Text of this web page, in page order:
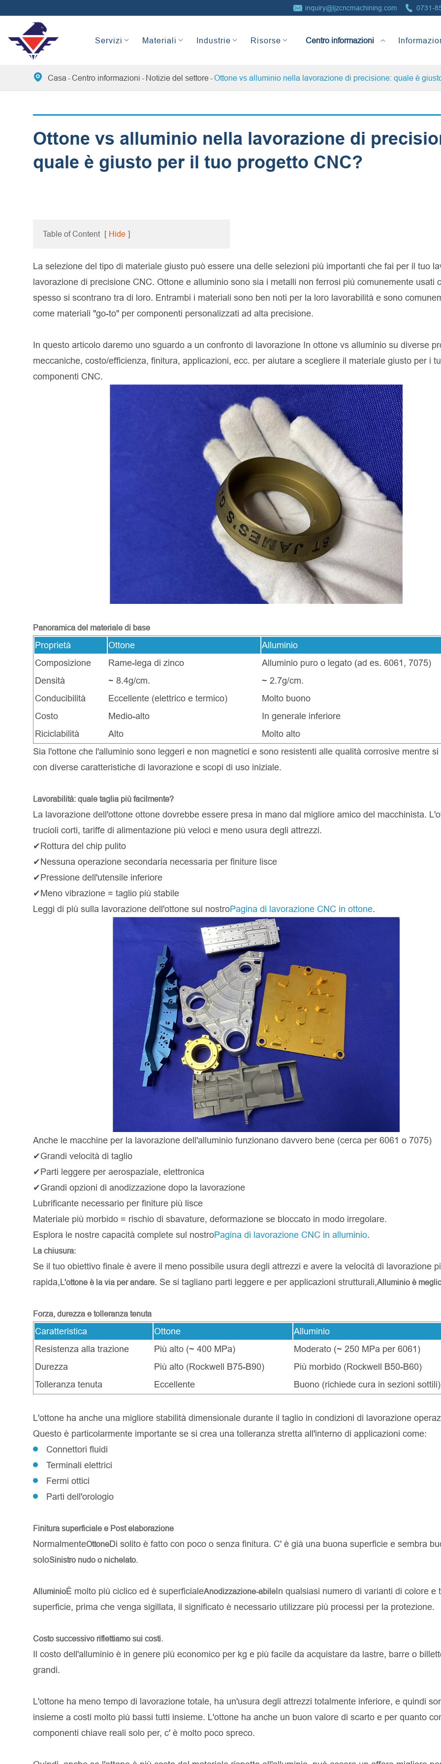
 inquiry@ljzcncmachining.com  0731-
Servizi Materiali Industrie Risorse
 Casa Centro informazioni Notizie del settore Ottone vs alluminio nella lavorazione di precisione: quale è
Ottone vs alluminio nella lavorazione di
quale è giusto per il tuo progetto CNC?
Table of Content [ Hide ]
La selezione del tipo di materiale giusto può essere una delle selezioni più importanti che fai per il tuo
lavorazione di precisione CNC. Ottone e alluminio sono sia i metalli non ferrosi più comunemente usati
spesso si scontrano tra di loro. Entrambi i materiali sono ben noti per la loro lavorabilità e sono
come materiali "go-to" per componenti personalizzati ad alta precisione.
In questo articolo daremo uno sguardo a un confronto di lavorazione In ottone vs alluminio su diverse
meccaniche, costo/efficienza, finitura, applicazioni, ecc. per aiutare a scegliere il materiale giusto per i
componenti CNC.
Panoramica del materiale di base
Proprietà Ottone
Alluminio
Composizione
Rame-lega di zinco
Alluminio puro o legato (ad es. 6061, 7075)
Densità
~ 8.4g/cm.
~ 2.7g/cm.
Conducibilità
Eccellente (elettrico e termico)
Molto buono
Costo
Medio-alto
In generale inferiore
Riciclabilità
Alto
Molto alto
Sia l'ottone che l'alluminio sono leggeri e non magnetici e sono resistenti alle qualità corrosive mentre si
con diverse caratteristiche di lavorazione e scopi di uso iniziale.
Lavorabilità: quale taglia più facilmente?
La lavorazione dell'ottone ottone dovrebbe essere presa in mano dal migliore amico del macchinista.
trucioli corti, tariffe di alimentazione più veloci e meno usura degli attrezzi.
✔Rottura del chip pulito
✔Nessuna operazione secondaria necessaria per finiture lisce
✔Pressione dell'utensile inferiore
✔Meno vibrazione = taglio più stabile
Leggi di più sulla lavorazione dell'ottone sul nostroPagina di lavorazione CNC in ottone.
Anche le macchine per la lavorazione dell'alluminio funzionano davvero bene (cerca per 6061 o 7075)
✔Grandi velocità di taglio
✔Parti leggere per aerospaziale, elettronica
✔Grandi opzioni di anodizzazione dopo la lavorazione
Lubrificante necessario per finiture più lisce
Materiale più morbido = rischio di sbavature, deformazione se bloccato in modo irregolare.
Esplora le nostre capacità complete sul nostroPagina di lavorazione CNC in alluminio.
La chiusura:
Se il tuo obiettivo finale è avere il meno possibile usura degli attrezzi e avere la velocità di lavorazione
rapida,L'ottone è la via per andare. Se si tagliano parti leggere e per applicazioni strutturali,Alluminio è
Forza, durezza e tolleranza tenuta
Caratteristica Ottone
Alluminio
Resistenza alla trazione
Più alto (~ 400 MPa)
Moderato (~ 250 MPa per 6061)
Durezza
Più alto (Rockwell B75-B90)
Più morbido (Rockwell B50-B60)
Tolleranza tenuta
Eccellente Buono (richiede cura in sezioni sottili)
L'ottone ha anche una migliore stabilità dimensionale durante il taglio in condizioni di lavorazione
Questo è particolarmente importante se si crea una tolleranza stretta all'interno di applicazioni come:
Connettori fluidi
Terminali elettrici
Fermi ottici
Parti dell'orologio
Finitura superficiale e Post elaborazione
NormalmenteOttoneDi solito è fatto con poco o senza finitura. C' è già una buona superficie e sembra
soloSinistro nudo o nichelato.
AlluminioÈ molto più ciclico ed è superficialeAnodizzazione-abileIn qualsiasi numero di varianti di colore e
superficie, prima che venga sigillata, il significato è necessario utilizzare più processi per la protezione.
Costo successivo riflettiamo sui costi.
Il costo dell'alluminio è in genere più economico per kg e più facile da acquistare da lastre, barre o
grandi.
L'ottone ha meno tempo di lavorazione totale, ha un'usura degli attrezzi totalmente inferiore, e quindi
insieme a costi molto più bassi tutti insieme. L'ottone ha anche un buon valore di scarto e per quanto
componenti chiave reali solo per, c' è molto poco spreco.